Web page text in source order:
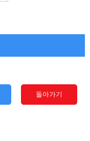
돌아가기